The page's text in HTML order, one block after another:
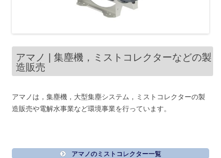
アマノ | 集塵機，ミストコレクターなどの製
造販売
アマノは，集塵機，大型集塵システム，ミストコレクターの製
造販売や電解水事業など環境事業を行っています。
アマノのミストコレクター一覧